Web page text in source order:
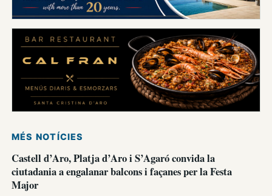
MÉS NOTÍCIES
Castell d’Aro, Platja d’Aro i S’Agaró convida la
ciutadania a engalanar balcons i façanes per la Festa
Major